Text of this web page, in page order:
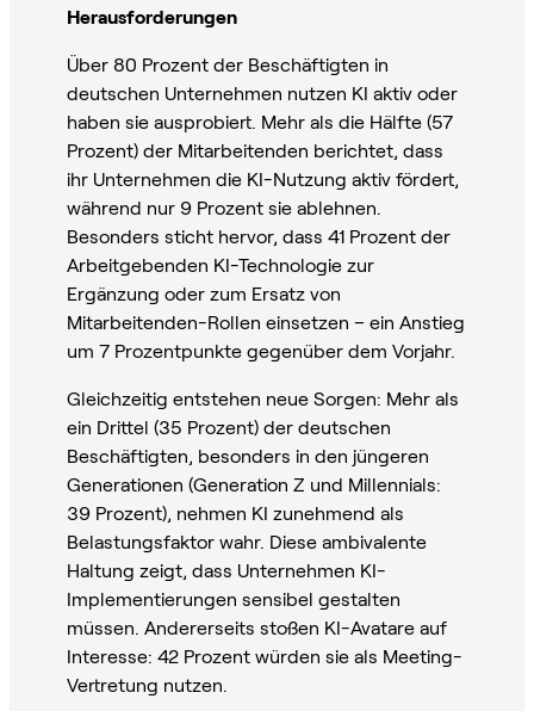
Herausforderungen
Über 80 Prozent der Beschäftigten in
deutschen Unternehmen nutzen KI aktiv oder
haben sie ausprobiert. Mehr als die Hälfte (57
Prozent) der Mitarbeitenden berichtet, dass
ihr Unternehmen die KI-Nutzung aktiv fördert,
während nur 9 Prozent sie ablehnen.
Besonders sticht hervor, dass 41 Prozent der
Arbeitgebenden KI-Technologie zur
Ergänzung oder zum Ersatz von
Mitarbeitenden-Rollen einsetzen – ein Anstieg
um 7 Prozentpunkte gegenüber dem Vorjahr.
Gleichzeitig entstehen neue Sorgen: Mehr als
ein Drittel (35 Prozent) der deutschen
Beschäftigten, besonders in den jüngeren
Generationen (Generation Z und Millennials:
39 Prozent), nehmen KI zunehmend als
Belastungsfaktor wahr. Diese ambivalente
Haltung zeigt, dass Unternehmen KI-
Implementierungen sensibel gestalten
müssen. Andererseits stoßen KI-Avatare auf
Interesse: 42 Prozent würden sie als Meeting-
Vertretung nutzen.